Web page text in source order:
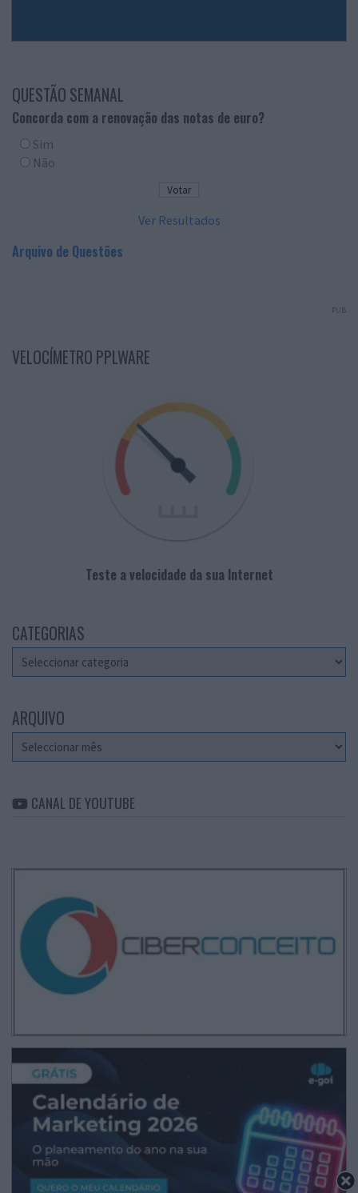
QUESTÃO SEMANAL
Concorda com a renovação das notas de euro?
Sim
Não
Ver Resultados
Arquivo de Questões
PUB
VELOCÍMETRO PPLWARE
Teste a velocidade da sua Internet
CATEGORIAS
Categorias
ARQUIVO
Arquivo
CANAL DE YOUTUBE